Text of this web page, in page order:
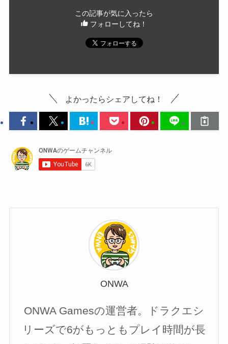
この記事が気に入ったら
フォローしてね！
よかったらシェアしてね！
ONWA
ONWA Gamesの運営者。ドラクエシ
リーズで6がもっともプレイ時間が長